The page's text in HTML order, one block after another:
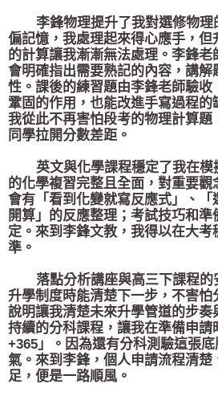
李鋒物理提升了我對選修物理
偏記憶，我處理起來得心應手，但
的計算讓我漸漸無法處理。李鋒老
會明確指出需要熟記的內容，講
性。課後的練習題由李鋒老師驗
鞏固的作用，也能改進手寫過程的
我從此不再害怕段考的物理計算
同學拉開分數差距。
英文與化學課程穩定了我在模
的化學複習完整且全面，對重要
會有「看到化變就寫反應式」、
開算」的反應整理；考試技巧和
定。來到李鋒文教，我得以在大考
準。
落點分析講座與高三下課程的
升學制度時能清楚下一步，不害
說明讓我清楚未來升學管道的步
持續的分科課程，讓我在準備申
+365」。因為還有分科測驗這張
氣。來到李鋒，個人申請流程清楚
足，便是一路順風。